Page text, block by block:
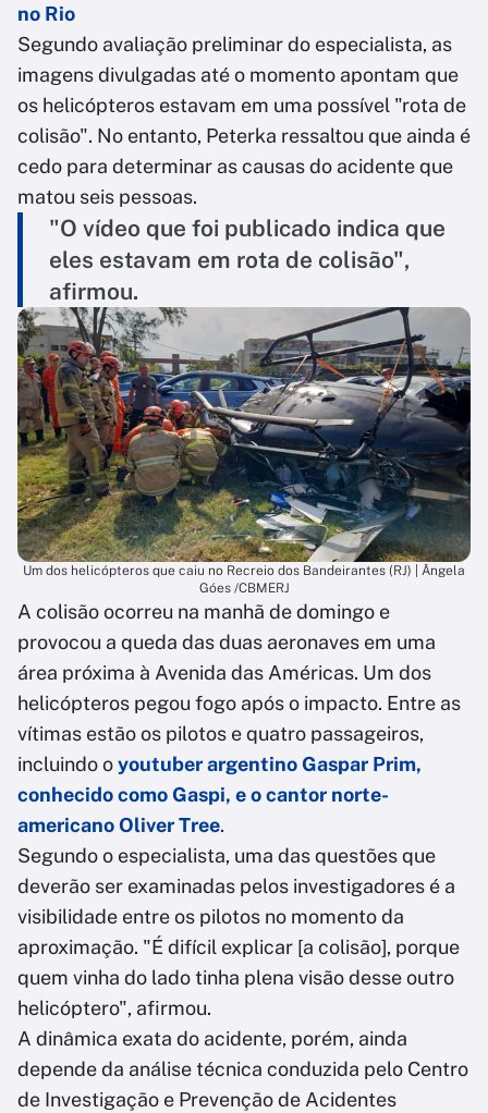
no Rio
Segundo avaliação preliminar do especialista, as
imagens divulgadas até o momento apontam que
os helicópteros estavam em uma possível "rota de
colisão". No entanto, Peterka ressaltou que ainda é
cedo para determinar as causas do acidente que
matou seis pessoas.
"O vídeo que foi publicado indica que
eles estavam em rota de colisão",
afirmou.
Um dos helicópteros que caiu no Recreio dos Bandeirantes (RJ) | Ângela
Góes /CBMERJ
A colisão ocorreu na manhã de domingo e
provocou a queda das duas aeronaves em uma
área próxima à Avenida das Américas. Um dos
helicópteros pegou fogo após o impacto. Entre as
vítimas estão os pilotos e quatro passageiros,
incluindo oyoutuber argentino Gaspar Prim,
conhecido como Gaspi, e o cantor norte-
americano Oliver Tree.
Segundo o especialista, uma das questões que
deverão ser examinadas pelos investigadores é a
visibilidade entre os pilotos no momento da
aproximação. "É difícil explicar [a colisão], porque
quem vinha do lado tinha plena visão desse outro
helicóptero", afirmou.
A dinâmica exata do acidente, porém, ainda
depende da análise técnica conduzida pelo Centro
de Investigação e Prevenção de Acidentes